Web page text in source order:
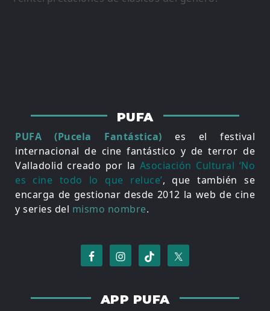
PUFA
PUFA (Pucela Fantástica) es el festival
internacional de cine fantástico y de terror de
Valladolid creado por la Asociación Cultural ‘No
es cine todo lo que reluce’, que también se
encarga de gestionar desde 2012 la web de cine
y series del mismo nombre.
APP PUFA